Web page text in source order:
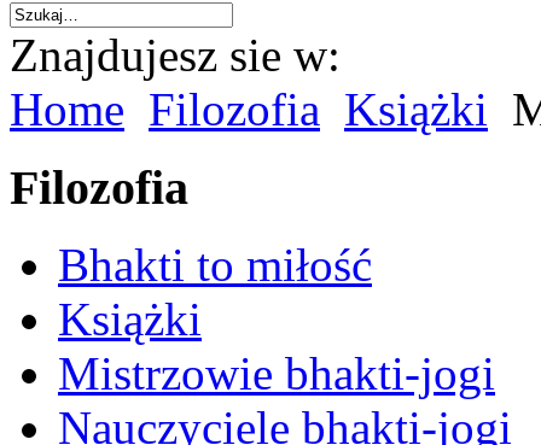
Znajdujesz sie w:
Home Filozofia Książki
Filozofia
Bhakti to miłość
Książki
Mistrzowie bhakti-jogi
Nauczyciele bhakti-jogi